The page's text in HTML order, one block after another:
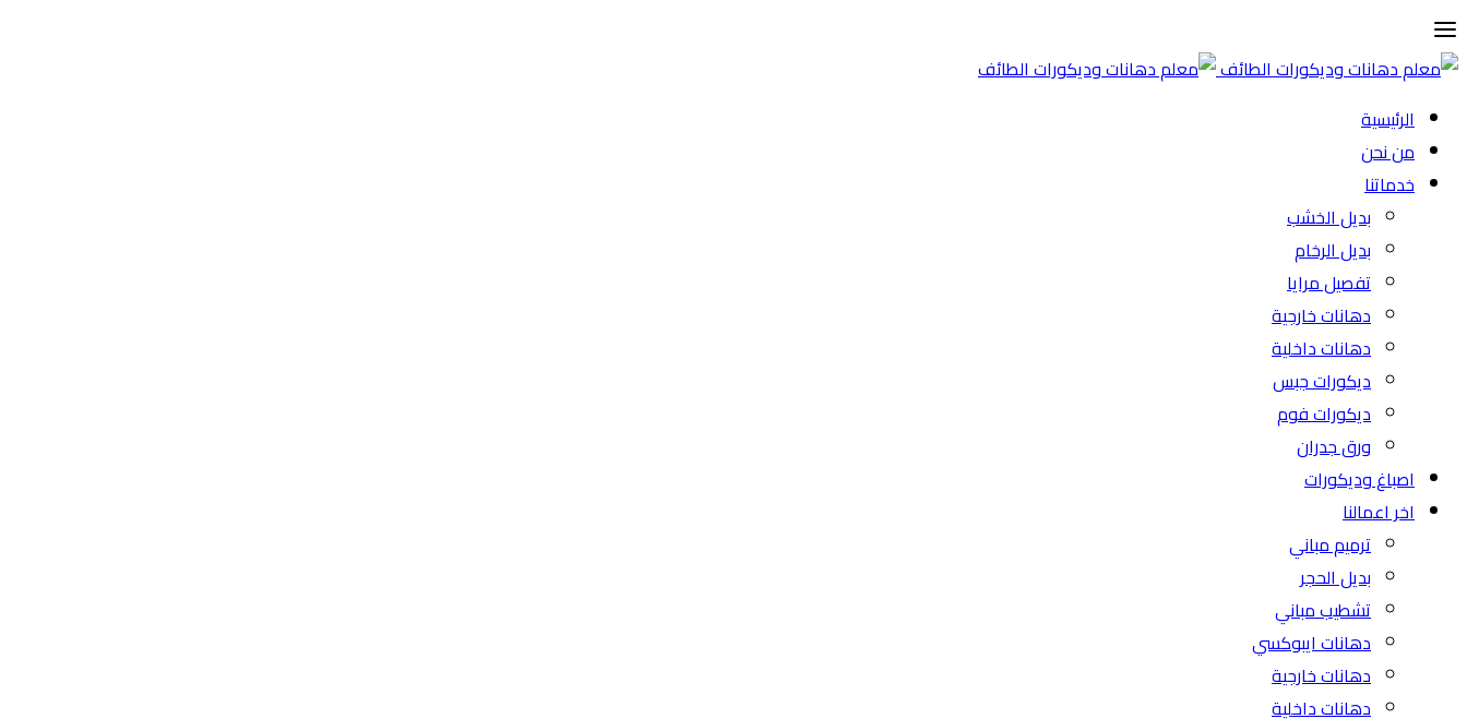
الرئيسية
من نحن
خدماتنا
بديل الخشب
بديل الرخام
تفصيل مرايا
دهانات خارجية
دهانات داخلية
ديكورات جبس
ديكورات فوم
ورق جدران
اصباغ وديكورات
اخر اعمالنا
ترميم مباني
بديل الحجر
تشطيب مباني
دهانات ايبوكسي
دهانات خارجية
دهانات داخلية